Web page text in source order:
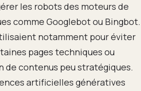
les robots des moteurs de
comme Googlebot ou Bingbot.
notamment pour éviter
pages techniques ou
de contenus peu stratégiques.
artificielles génératives